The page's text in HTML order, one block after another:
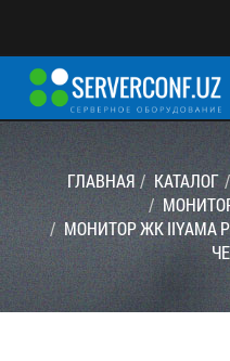
Telegram:@serverconf_uz
Тел: (90) 932-18-00
ГЛАВНАЯ КАТАЛОГ
МОНИТОР ЖК IIYAMA